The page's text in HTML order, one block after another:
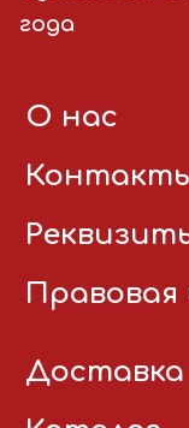
года
О нас
Доставка